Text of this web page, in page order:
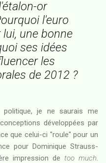
or
l'euro
une bonne
ses idées
les
de 2012 ?
je ne saurais me
développées par
que celui-ci "roule" pour un
pour Dominique Strauss-
impression de too much.